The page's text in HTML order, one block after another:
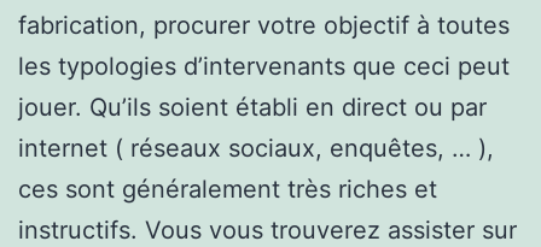
fabrication, procurer votre objectif à toutes
les typologies d’intervenants que ceci peut
jouer. Qu’ils soient établi en direct ou par
internet ( réseaux sociaux, enquêtes, … ),
ces sont généralement très riches et
instructifs. Vous vous trouverez assister sur